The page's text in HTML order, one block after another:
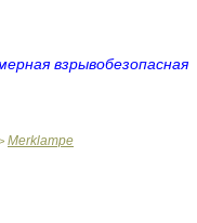
взрывобезопасная
Merklampe